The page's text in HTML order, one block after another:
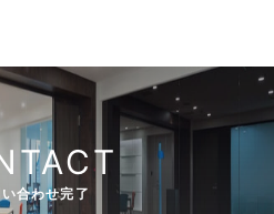
合わせ完了